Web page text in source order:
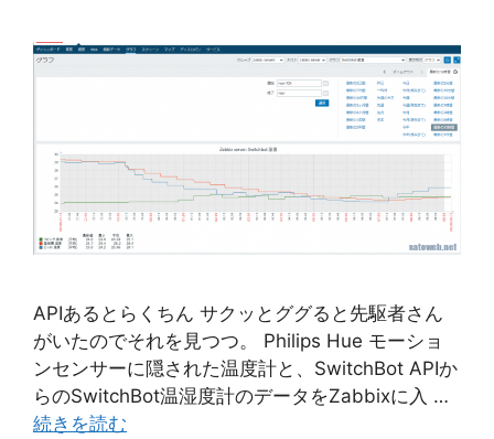
APIあるとらくちん サクッとググると先駆者さん
がいたのでそれを見つつ。 Philips Hue モーショ
ンセンサーに隠された温度計と、SwitchBot APIか
らのSwitchBot温湿度計のデータをZabbixに入 …
続きを読む